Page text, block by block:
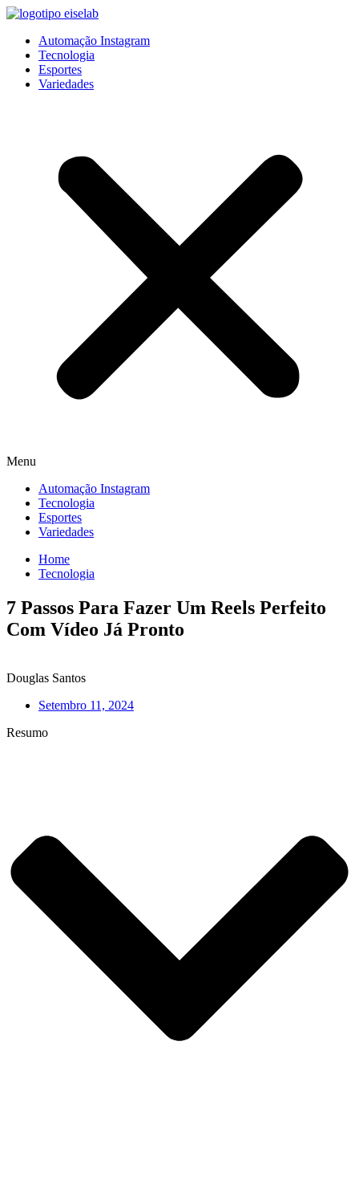
Pular
conteúdo
Automação Instagram
Tecnologia
Esportes
Variedades
Menu
Automação Instagram
Tecnologia
Esportes
Variedades
Home
Tecnologia
7 Passos Para Fazer Um Reels Perfeito
Com Vídeo Já Pronto
Douglas Santos
Setembro 11, 2024
Resumo